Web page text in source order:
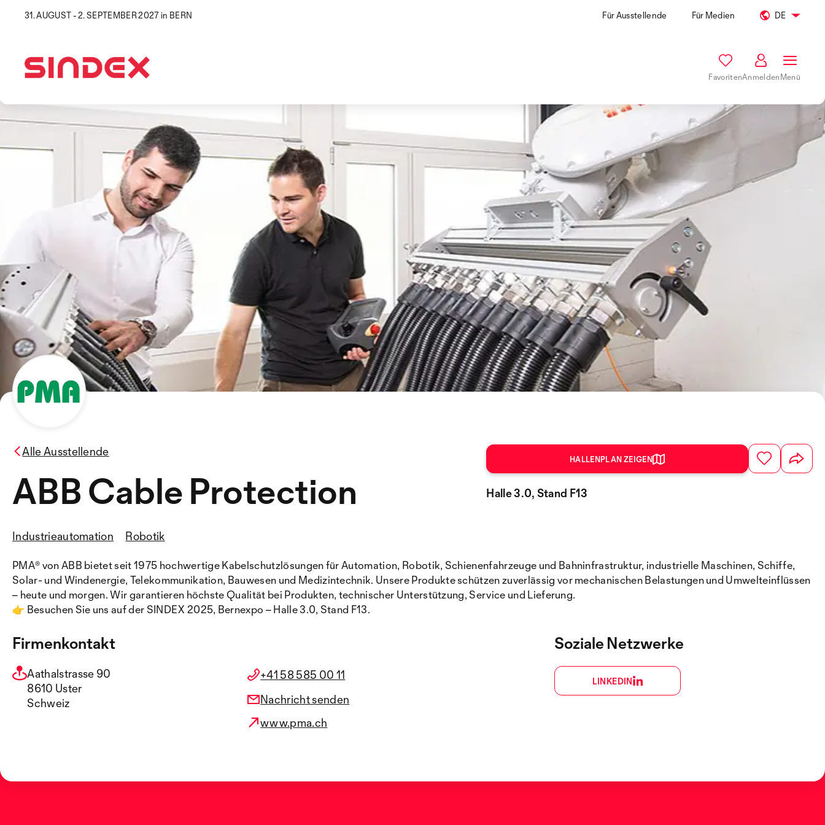
31. AUGUST - 2. SEPTEMBER 2027 in BERN Für Ausstellende Für Medien DE
FavoritenAnmeldenMenü
Alle Ausstellende
ABB Cable Protection
Industrieautomation Robotik
HALLENPLAN ZEIGEN
Halle 3.0, Stand F13
PMA® von ABB bietet seit 1975 hochwertige Kabelschutzlösungen für Automation, Robotik, Schienenfahrzeuge und Bahninfrastruktur, industrielle Maschinen, Schiffe,
Solar- und Windenergie, Telekommunikation, Bauwesen und Medizintechnik. Unsere Produkte schützen zuverlässig vor mechanischen Belastungen und Umwelteinflüssen
– heute und morgen. Wir garantieren höchste Qualität bei Produkten, technischer Unterstützung, Service und Lieferung.
👉 Besuchen Sie uns auf der SINDEX 2025, Bernexpo – Halle 3.0, Stand F13.
Firmenkontakt
Aathalstrasse 90
8610 Uster
Schweiz
+41 58 585 00 11
Nachricht senden
www.pma.ch
Soziale Netzwerke
LINKEDIN